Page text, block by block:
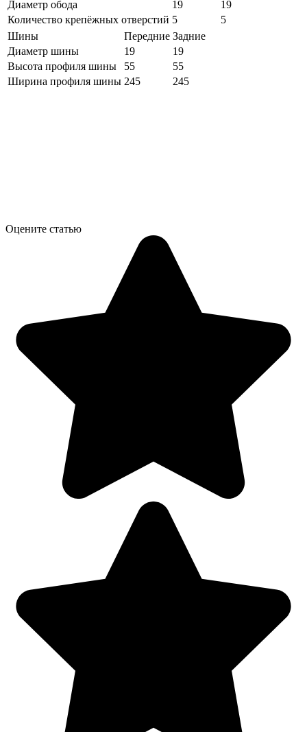
Диаметр обода 19
19
Количество крепёжных отверстий 5
5
Шины
Передние Задние
Диаметр шины
19
19
Высота профиля шины
55
55
Ширина профиля шины 245 245
Оцените статью